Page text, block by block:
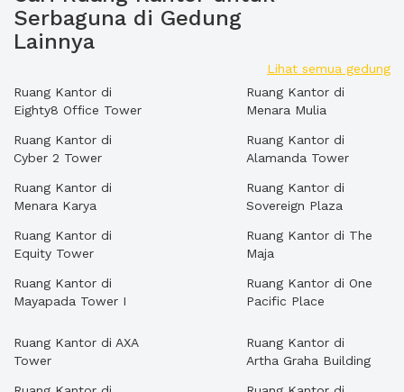
Serbaguna di Gedung
Lainnya
Lihat semua gedung
Ruang Kantor di
Eighty8 Office Tower
Ruang Kantor di
Cyber 2 Tower
Ruang Kantor di
Menara Karya
Ruang Kantor di
Equity Tower
Ruang Kantor di
Mayapada Tower I
Ruang Kantor di
Menara Mulia
Ruang Kantor di
Alamanda Tower
Ruang Kantor di
Sovereign Plaza
Ruang Kantor di The
Maja
Ruang Kantor di One
Pacific Place
Ruang Kantor di AXA
Tower
Ruang Kantor di
Artha Graha Building